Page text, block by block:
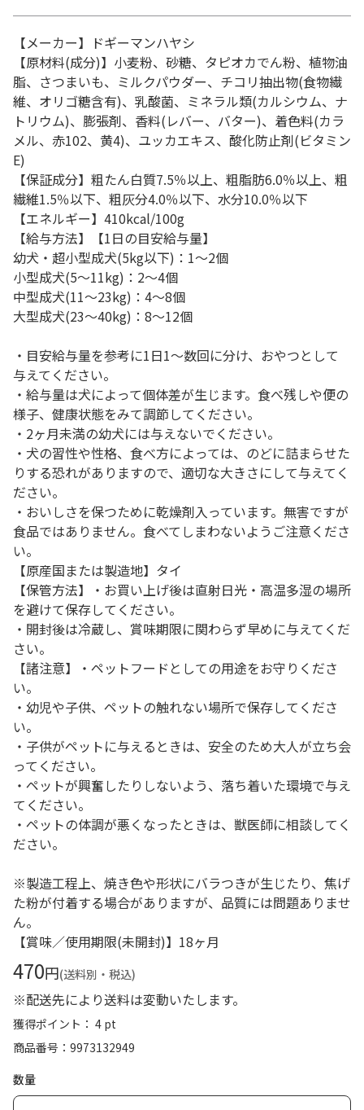
【メーカー】ドギーマンハヤシ
【原材料(成分)】小麦粉、砂糖、タピオカでん粉、植物油
脂、さつまいも、ミルクパウダー、チコリ抽出物(食物繊
維、オリゴ糖含有)、乳酸菌、ミネラル類(カルシウム、ナ
トリウム)、膨張剤、香料(レバー、バター)、着色料(カラ
メル、赤102、黄4)、ユッカエキス、酸化防止剤(ビタミン
E)
【保証成分】粗たん白質7.5％以上、粗脂肪6.0％以上、粗
繊維1.5％以下、粗灰分4.0％以下、水分10.0％以下
【エネルギー】410kcal/100g
【給与方法】【1日の目安給与量】
幼犬・超小型成犬(5kg以下)：1～2個
小型成犬(5～11kg)：2～4個
中型成犬(11～23kg)：4～8個
大型成犬(23～40kg)：8～12個
・目安給与量を参考に1日1～数回に分け、おやつとして
与えてください。
・給与量は犬によって個体差が生じます。食べ残しや便の
様子、健康状態をみて調節してください。
・2ヶ月未満の幼犬には与えないでください。
・犬の習性や性格、食べ方によっては、のどに詰まらせた
りする恐れがありますので、適切な大きさにして与えてく
ださい。
・おいしさを保つために乾燥剤入っています。無害ですが
食品ではありません。食べてしまわないようご注意くださ
い。
【原産国または製造地】タイ
【保管方法】・お買い上げ後は直射日光・高温多湿の場所
を避けて保存してください。
・開封後は冷蔵し、賞味期限に関わらず早めに与えてくだ
さい。
【諸注意】・ペットフードとしての用途をお守りくださ
い。
・幼児や子供、ペットの触れない場所で保存してくださ
い。
・子供がペットに与えるときは、安全のため大人が立ち会
ってください。
・ペットが興奮したりしないよう、落ち着いた環境で与え
てください。
・ペットの体調が悪くなったときは、獣医師に相談してく
ださい。
※製造工程上、焼き色や形状にバラつきが生じたり、焦げ
た粉が付着する場合がありますが、品質には問題ありませ
ん。
【賞味／使用期限(未開封)】18ヶ月
470円(送料別・税込)
※配送先により送料は変動いたします。
獲得ポイント： 4 pt
商品番号
9973132949
数量